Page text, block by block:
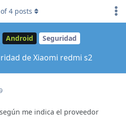
Android Seguridad
de Xiaomi redmi s2
of4 posts
me indica el proveedor